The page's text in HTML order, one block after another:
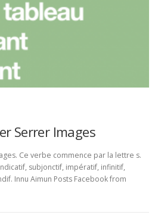
Serrer Images
Ce verbe commence par la lettre s.
subjonctif, impératif, infinitif,
Innu Aimun Posts Facebook from